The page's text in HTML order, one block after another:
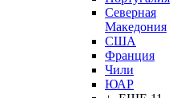
Северная
Македония
США
Франция
Чили
ЮАР